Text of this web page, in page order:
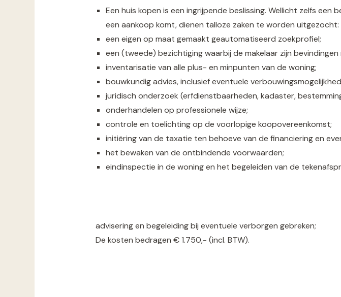
Een huis kopen is een ingrijpende beslissing. Wellicht zelfs
een aankoop komt, dienen talloze zaken te worden uitgezocht:
een eigen op maat gemaakt geautomatiseerd zoekprofiel;
een (tweede) bezichtiging waarbij de makelaar zijn
inventarisatie van alle plus- en minpunten van de woning;
bouwkundig advies, inclusief eventuele
juridisch onderzoek (erfdienstbaarheden, kadaster,
onderhandelen op professionele wijze;
controle en toelichting op de voorlopige koopovereenkomst;
initiëring van de taxatie ten behoeve van de financiering en
het bewaken van de ontbindende voorwaarden;
eindinspectie in de woning en het begeleiden van de
advisering en begeleiding bij eventuele verborgen gebreken;
De kosten bedragen € 1.750,- (incl. BTW).